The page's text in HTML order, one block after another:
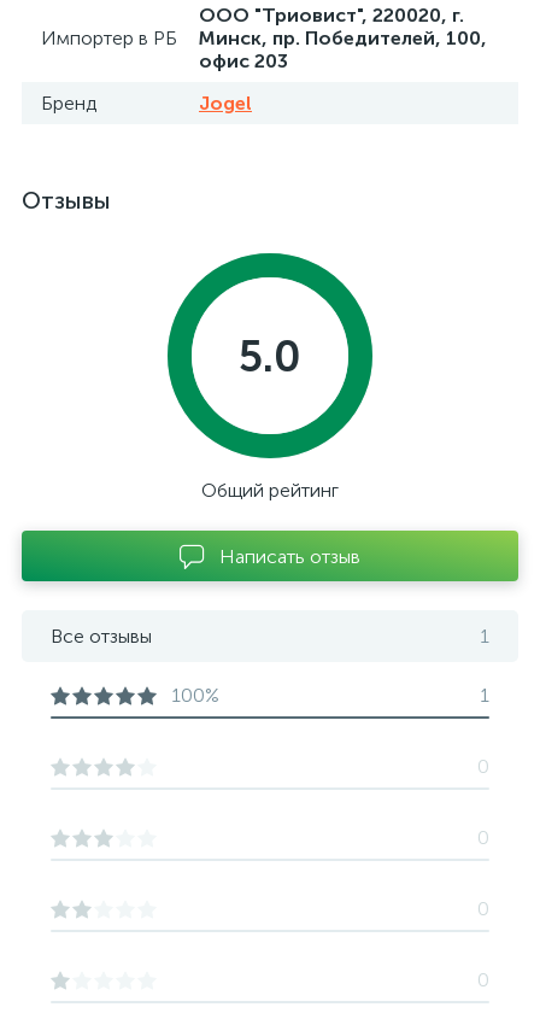
Импортер в РБ
ООО "Триовист", 220020, г.
Минск, пр. Победителей, 100,
офис 203
Бренд
Jogel
Отзывы
5.0
Общий рейтинг
Написать отзыв
Все отзывы 1
100% 1
0
0
0
0